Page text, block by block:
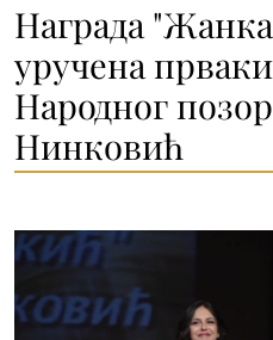
Награда
уручена
Народног
Нинковић